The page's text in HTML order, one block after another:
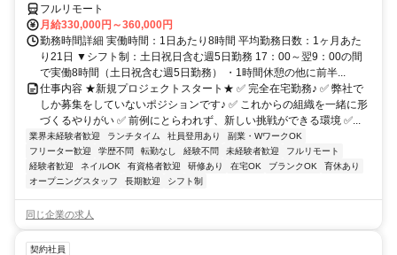
フルリモート
月給330,000円～360,000円
勤務時間詳細 実働時間：1日あたり8時間 平均勤務日数：1ヶ月あた
り21日 ▼シフト制：土日祝日含む週5日勤務 17：00～翌9：00の間
で実働8時間（土日祝含む週5日勤務） ・1時間休憩の他に前半...
仕事内容 ★新規プロジェクトスタート★ ✅ 完全在宅勤務♪ ✅ 弊社で
しか募集をしていないポジションです♪ ✅ これからの組織を一緒に形
づくるやりがい ✅ 前例にとらわれず、新しい挑戦ができる環境 ✅...
業界未経験者歓迎 ランチタイム 社員登用あり
副業・WワークOK
フリーター歓迎
学歴不問 転勤なし 経験不問 未経験者歓迎
フルリモート
経験者歓迎
ネイルOK 有資格者歓迎 研修あり 在宅OK ブランクOK
育休あり
オープニングスタッフ
長期歓迎 シフト制
同じ企業の求人
契約社員